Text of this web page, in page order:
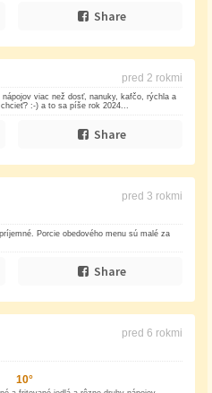
Share
pred 2 rokmi
viac než dosť, nanuky, kafčo, rýchla a
:-) a to sa píše rok 2024...
Share
pred 3 rokmi
Porcie obedového menu sú malé za
Share
pred 6 rokmi
10°